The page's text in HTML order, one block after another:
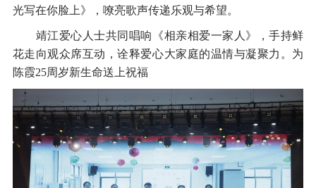
光写在你脸上》，嘹亮歌声传递乐观与希望。
靖江爱心人士共同唱响《相亲相爱一家人》，手持鲜
花走向观众席互动，诠释爱心大家庭的温情与凝聚力。为
陈霞25周岁新生命送上祝福